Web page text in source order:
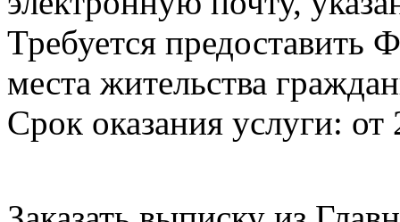
Требуется
места жительства
Срок оказания услуги: от